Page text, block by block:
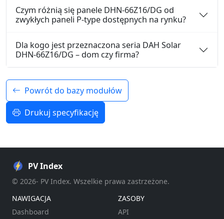
Czym różnią się panele DHN-66Z16/DG od
zwykłych paneli P-type dostępnych na rynku?
Dla kogo jest przeznaczona seria DAH Solar
DHN-66Z16/DG – dom czy firma?
Powrót do bazy modułów
Drukuj specyfikację
PV Index
© 2026- PV Index. Wszelkie prawa zastrzeżone.
NAWIGACJA
Dashboard
ZASOBY
API